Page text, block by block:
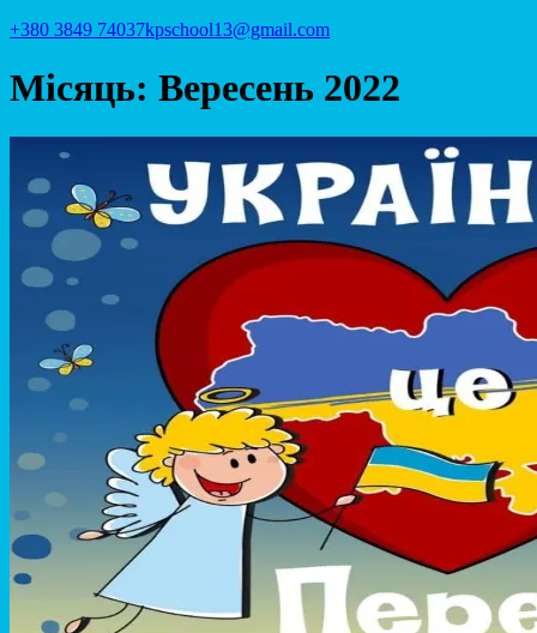
+380 3849 74037kpschool13@gmail.com
Місяць: Вересень 2022